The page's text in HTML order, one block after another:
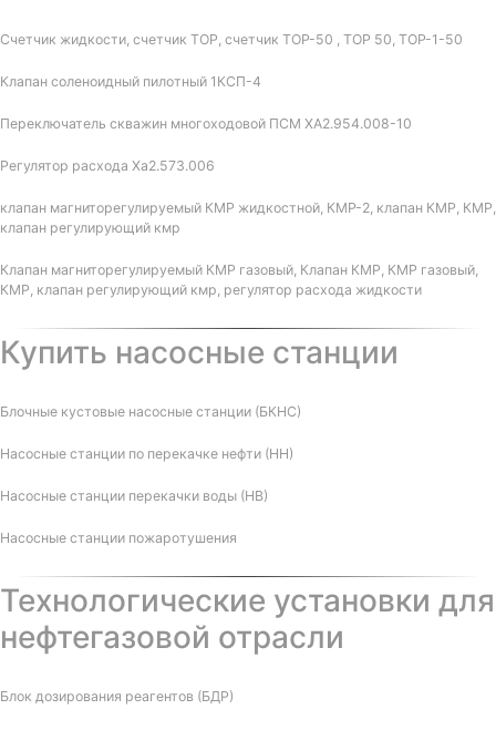
Счетчик жидкости, счетчик ТОР, счетчик ТОР-50 , ТОР 50, ТОР-1-50
Клапан соленоидный пилотный 1КСП-4
Переключатель скважин многоходовой ПСМ ХА2.954.008-10
Регулятор расхода Ха2.573.006
клапан магниторегулируемый КМР жидкостной, КМР-2, клапан КМР, КМР,
клапан регулирующий кмр
Клапан магниторегулируемый КМР газовый, Клапан КМР, КМР газовый,
КМР, клапан регулирующий кмр, регулятор расхода жидкости
Купить насосные станции
Блочные кустовые насосные станции (БКНС)
Насосные станции по перекачке нефти (НН)
Насосные станции перекачки воды (НВ)
Насосные станции пожаротушения
Технологические установки для
нефтегазовой отрасли
Блок дозирования реагентов (БДР)